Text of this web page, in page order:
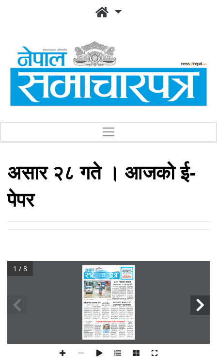
असार २८ गते । आजको ई-
पेपर
1 / 8